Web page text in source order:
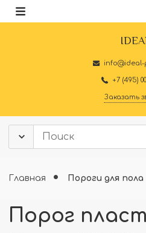
+7 (495)
Заказать
Главная Пороги для пола
Порог